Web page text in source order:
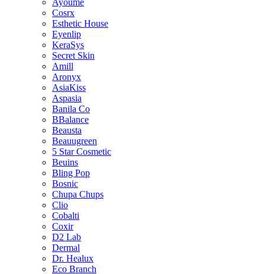
Ayoume
Cosrx
Esthetic House
Eyenlip
KeraSys
Secret Skin
Amill
Aronyx
AsiaKiss
Aspasia
Banila Co
BBalance
Beausta
Beauugreen
5 Star Cosmetic
Beuins
Bling Pop
Bosnic
Chupa Chups
Clio
Cobalti
Coxir
D2 Lab
Dermal
Dr. Healux
Eco Branch